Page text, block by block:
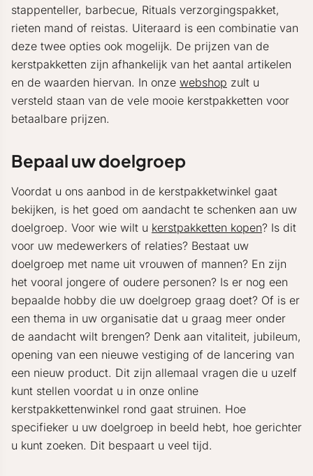
stappenteller, barbecue, Rituals verzorgingspakket,
rieten mand of reistas. Uiteraard is een combinatie van
deze twee opties ook mogelijk. De prijzen van de
kerstpakketten zijn afhankelijk van het aantal artikelen
en de waarden hiervan. In onze webshop zult u
versteld staan van de vele mooie kerstpakketten voor
betaalbare prijzen.
Bepaal uw doelgroep
Voordat u ons aanbod in de kerstpakketwinkel gaat
bekijken, is het goed om aandacht te schenken aan uw
doelgroep. Voor wie wilt u kerstpakketten kopen? Is dit
voor uw medewerkers of relaties? Bestaat uw
doelgroep met name uit vrouwen of mannen? En zijn
het vooral jongere of oudere personen? Is er nog een
bepaalde hobby die uw doelgroep graag doet? Of is er
een thema in uw organisatie dat u graag meer onder
de aandacht wilt brengen? Denk aan vitaliteit, jubileum,
opening van een nieuwe vestiging of de lancering van
een nieuw product. Dit zijn allemaal vragen die u uzelf
kunt stellen voordat u in onze online
kerstpakkettenwinkel rond gaat struinen. Hoe
specifieker u uw doelgroep in beeld hebt, hoe gerichter
u kunt zoeken. Dit bespaart u veel tijd.